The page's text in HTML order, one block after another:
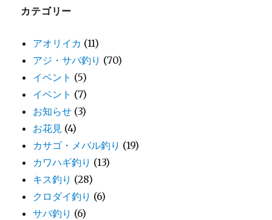
カテゴリー
アオリイカ (11)
アジ・サバ釣り (70)
イベント (5)
イベント (7)
お知らせ (3)
お花見 (4)
カサゴ・メバル釣り (19)
カワハギ釣り (13)
キス釣り (28)
クロダイ釣り (6)
サバ釣り (6)